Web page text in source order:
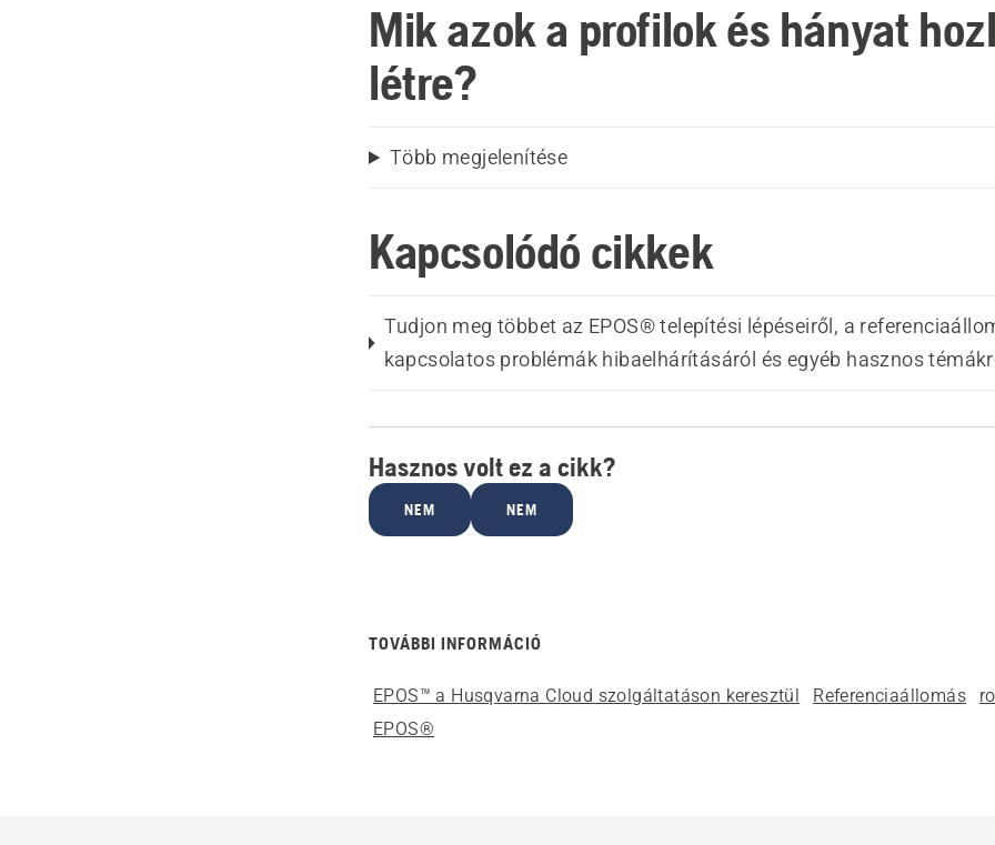
Mik azok a profilok és hányat
létre?
Több megjelenítése
Kapcsolódó cikkek
Tudjon meg többet az EPOS® telepítési lépéseiről, a
kapcsolatos problémák hibaelhárításáról és egyéb hasznos
Hasznos volt ez a cikk?
NEM NEM
TOVÁBBI INFORMÁCIÓ
EPOS™ a Husqvarna Cloud szolgáltatáson keresztül Referenciaállomás
EPOS®